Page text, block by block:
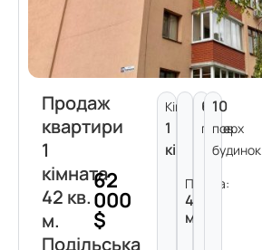
Продаж
квартири
1
кімната
42 кв.
м.
Подільська
62
000
$
Кімнат:
1
кімната
Площа:
42
м²
6
поверх
10
пов.
будинок